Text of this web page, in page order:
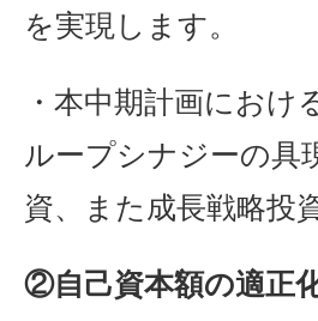
を実現します。
・本中期計画にお
ループシナジーの具
資、また成長戦略投
②自己資本額の適正